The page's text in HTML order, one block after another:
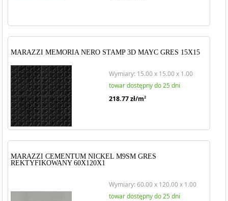
MARAZZI MEMORIA NERO STAMP 3D MAYC GRES 15X15
Wymiary: 15.00 x 15.00 x 1.00
towar dostępny do 25 dni
218.77zł/m2
MARAZZI CEMENTUM NICKEL M9SM GRES
REKTYFIKOWANY 60X120X1
Wymiary: 60.00 x 120.00 x 1.00
towar dostępny do 25 dni